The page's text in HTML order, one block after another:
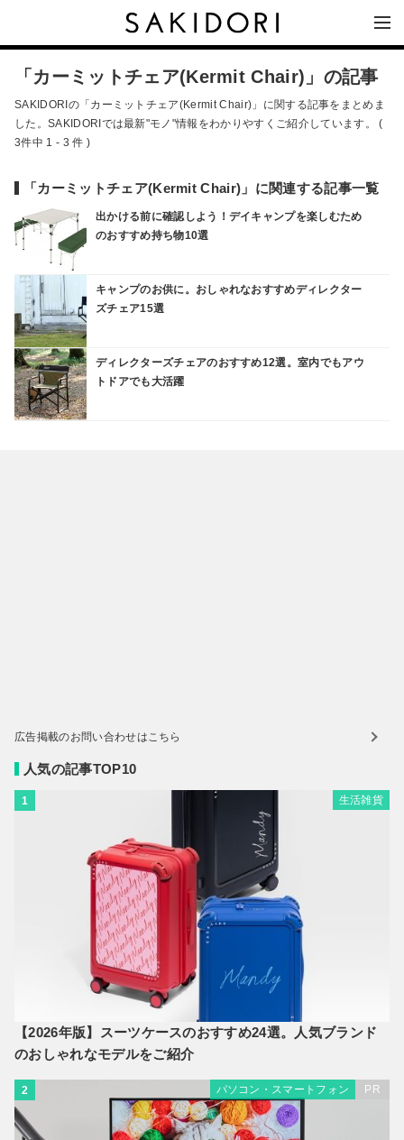
「カーミットチェア(Kermit Chair)」の記事
SAKIDORIの「カーミットチェア(Kermit Chair)」に関する記事をまとめま
した。SAKIDORIでは最新"モノ"情報をわかりやすくご紹介しています。 (
3件中 1 - 3 件 )
「カーミットチェア(Kermit Chair)」に関連する記事一覧
出かける前に確認しよう！デイキャンプを楽しむため
のおすすめ持ち物10選
キャンプのお供に。おしゃれなおすすめディレクター
ズチェア15選
ディレクターズチェアのおすすめ12選。室内でもアウ
トドアでも大活躍
広告掲載のお問い合わせはこちら
人気の記事TOP10
1 生活雑貨
【2026年版】スーツケースのおすすめ24選。人気ブランド
のおしゃれなモデルをご紹介
2 パソコン・スマートフォン PR